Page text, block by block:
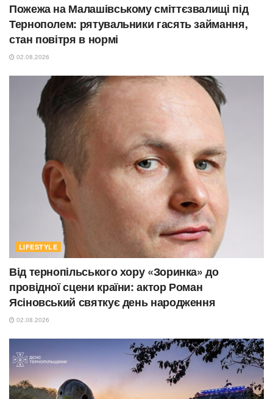
Пожежа на Малашівському сміттєзвалищі під
Тернополем: рятувальники гасять займання,
стан повітря в нормі
02.08.2026
LIFESTYLE
Від тернопільського хору «Зоринка» до
провідної сцени країни: актор Роман
Ясіновський святкує день народження
02.08.2026